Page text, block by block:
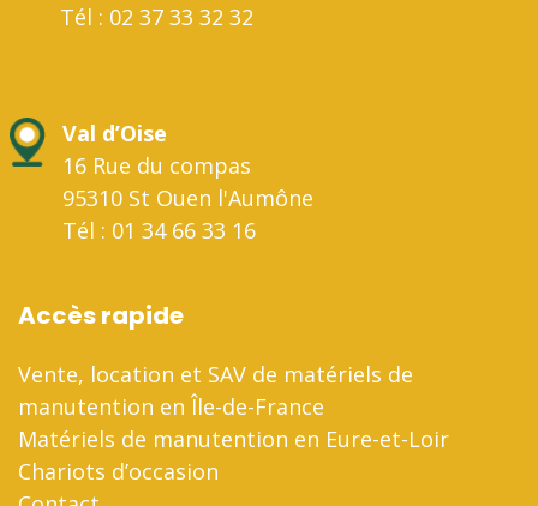
Tél : 02 37 33 32 32
Val d’Oise
16 Rue du compas
95310 St Ouen l'Aumône
Tél : 01 34 66 33 16
Accès rapide
Vente, location et SAV de matériels de
manutention en Île-de-France
Matériels de manutention en Eure-et-Loir
Chariots d’occasion